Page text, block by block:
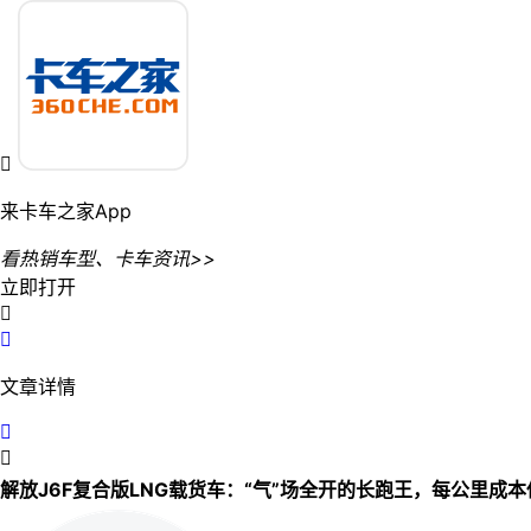

来卡车之家App
看热销车型、卡车资讯>>
立即打开


文章详情


解放J6F复合版LNG载货车：“气”场全开的长跑王，每公里成本